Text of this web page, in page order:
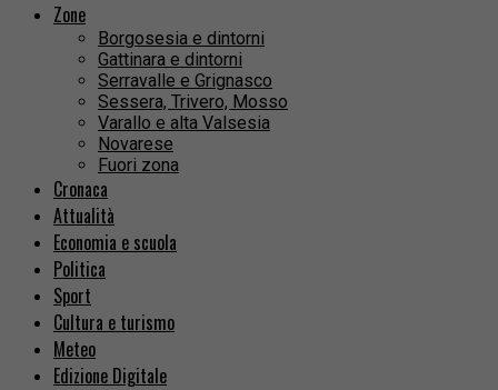
Zone
Borgosesia e dintorni
Gattinara e dintorni
Serravalle e Grignasco
Sessera, Trivero, Mosso
Varallo e alta Valsesia
Novarese
Fuori zona
Cronaca
Attualità
Economia e scuola
Politica
Sport
Cultura e turismo
Meteo
Edizione Digitale